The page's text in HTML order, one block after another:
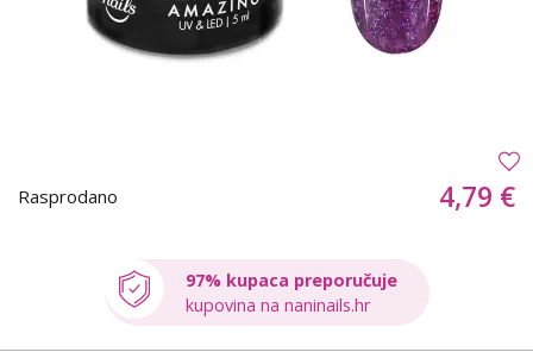
Rasprodano 4,79 €
97% kupaca preporučuje
kupovina na naninails.hr